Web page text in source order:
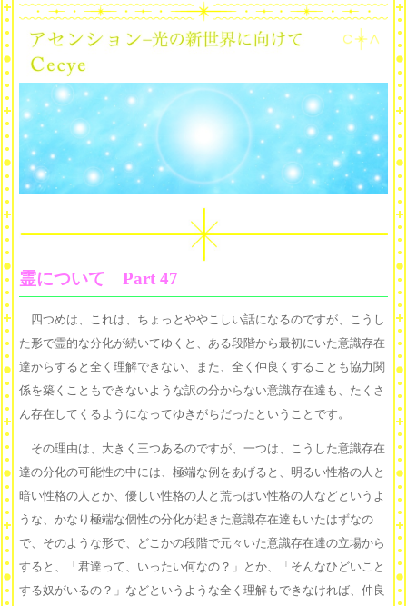
霊について Part 47
四つめは、これは、ちょっとややこしい話になるのですが、こうし
た形で霊的な分化が続いてゆくと、ある段階から最初にいた意識存在
達からすると全く理解できない、また、全く仲良くすることも協力関
係を築くこともできないような訳の分からない意識存在達も、たくさ
ん存在してくるようになってゆきがちだったということです。
その理由は、大きく三つあるのですが、一つは、こうした意識存在
達の分化の可能性の中には、極端な例をあげると、明るい性格の人と
暗い性格の人とか、優しい性格の人と荒っぽい性格の人などというよ
うな、かなり極端な個性の分化が起きた意識存在達もいたはずなの
で、そのような形で、どこかの段階で元々いた意識存在達の立場から
すると、「君達って、いったい何なの？」とか、「そんなひどいこと
する奴がいるの？」などというような全く理解もできなければ、仲良